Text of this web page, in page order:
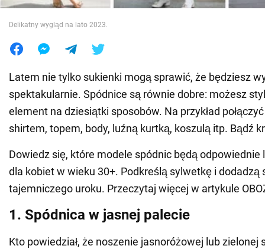
Jedzenie
Delikatny wygląd na lato 2023.
Latem nie tylko sukienki mogą sprawić, że będziesz
spektakularnie. Spódnice są równie dobre: możesz
element na dziesiątki sposobów. Na przykład
shirtem, topem, body, luźną kurtką, koszulą itp. Bądź
Dowiedz się, które modele spódnic będą odpowiednie
dla kobiet w wieku 30+. Podkreślą sylwetkę i dodadzą
tajemniczego uroku. Przeczytaj więcej w artykule
1. Spódnica w jasnej palecie
Kto powiedział, że noszenie jasnoróżowej lub zielonej